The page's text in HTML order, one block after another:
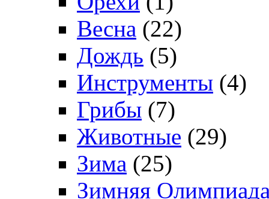
Весна (22)
Дождь (5)
Инструменты (4)
Грибы (7)
Животные (29)
Зима (25)
Зимняя